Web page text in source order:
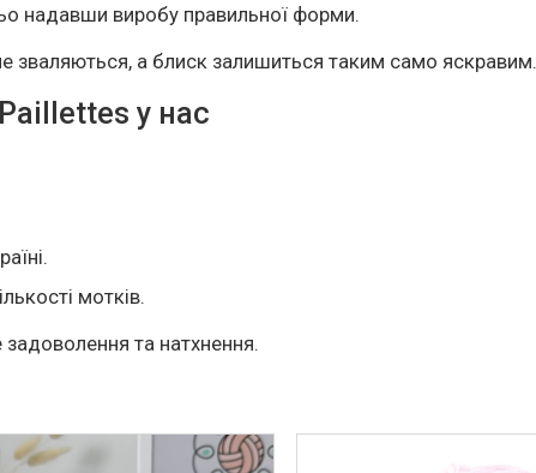
надавши виробу правильної форми.
зваляються, а блиск залишиться таким само яскравим.
у нас
мотків.
та натхнення.